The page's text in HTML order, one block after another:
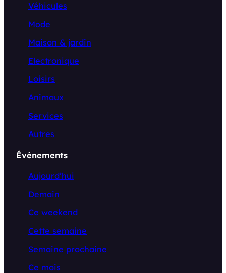
Véhicules
Mode
Maison & jardin
Electronique
Loisirs
Animaux
Services
Autres
Événements
Aujourd’hui
Demain
Ce weekend
Cette semaine
Semaine prochaine
Ce mois